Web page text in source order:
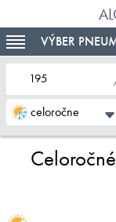
TOGGLEVÝBER
celoročne
nominálna šírka